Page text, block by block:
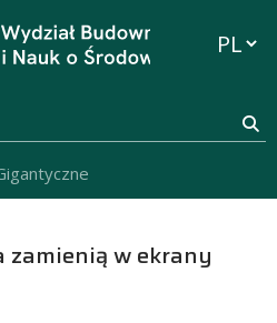
śmigła zamienią w
zamienią w ekrany